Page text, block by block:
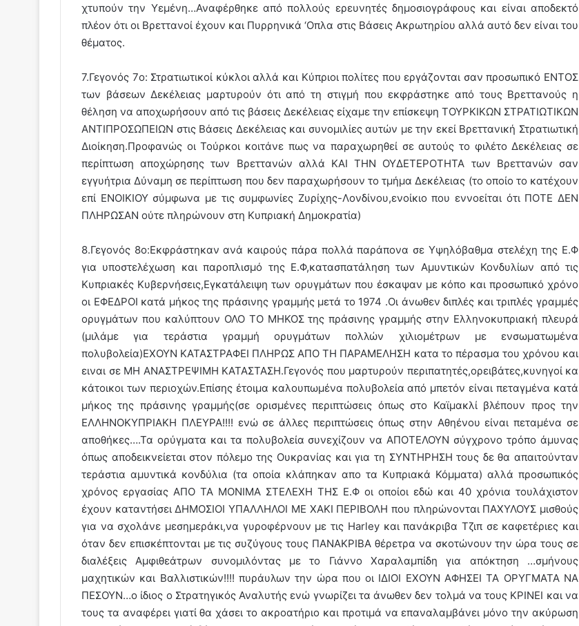
χτυπούν την Υεμένη…Αναφέρθηκε από πολλούς ερευνητές δημοσιογράφους και είναι αποδεκτό
πλέον ότι οι Βρεττανοί έχουν και Πυρρηνικά ‘Οπλα στις Βάσεις Ακρωτηρίου αλλά αυτό δεν είναι του
θέματος.
7.Γεγονός 7o: Στρατιωτικοί κύκλοι αλλά και Κύπριοι πολίτες που εργάζονται σαν προσωπικό ΕΝΤΟΣ
των βάσεων Δεκέλειας μαρτυρούν ότι από τη στιγμή που εκφράστηκε από τους Βρεττανούς η
θέληση να αποχωρήσουν από τις βάσεις Δεκέλειας είχαμε την επίσκεψη ΤΟΥΡΚΙΚΩΝ ΣΤΡΑΤΙΩΤΙΚΩΝ
ΑΝΤΙΠΡΟΣΩΠΕΙΩΝ στις Βάσεις Δεκέλειας και συνομιλίες αυτών με την εκεί Βρεττανική Στρατιωτική
Διοίκηση.Προφανώς οι Τούρκοι κοιτάνε πως να παραχωρηθεί σε αυτούς το φιλέτο Δεκέλειας σε
περίπτωση αποχώρησης των Βρεττανών αλλά ΚΑΙ ΤΗΝ ΟΥΔΕΤΕΡΟΤΗΤΑ των Βρεττανών σαν
εγγυήτρια Δύναμη σε περίπτωση που δεν παραχωρήσουν το τμήμα Δεκέλειας (το οποίο το κατέχουν
επί ΕΝΟΙΚΙΟΥ σύμφωνα με τις συμφωνίες Ζυρίχης-Λονδίνου,ενοίκιο που εννοείται ότι ΠΟΤΕ ΔΕΝ
ΠΛΗΡΩΣΑΝ ούτε πληρώνουν στη Κυπριακή Δημοκρατία)
8.Γεγονός 8ο:Eκφράστηκαν ανά καιρούς πάρα πολλά παράπονα σε Υψηλόβαθμα στελέχη της Ε.Φ
για υποστελέχωση και παροπλισμό της Ε.Φ,κατασπατάληση των Αμυντικών Κονδυλίων από τις
Κυπριακές Κυβερνήσεις,Εγκατάλειψη των ορυγμάτων που έσκαψαν με κόπο και προσωπικό χρόνο
οι ΕΦΕΔΡΟΙ κατά μήκος της πράσινης γραμμής μετά το 1974 .Οι άνωθεν διπλές και τριπλές γραμμές
ορυγμάτων που καλύπτουν ΟΛΟ ΤΟ ΜΗΚΟΣ της πράσινης γραμμής στην Ελληνοκυπριακή πλευρά
(μιλάμε για τεράστια γραμμή ορυγμάτων πολλών χιλιομέτρων με ενσωματωμένα
πολυβολεία)ΕΧΟΥΝ ΚΑΤΑΣΤΡΑΦΕΙ ΠΛΗΡΩΣ ΑΠΟ ΤΗ ΠΑΡΑΜΕΛΗΣΗ κατα το πέρασμα του χρόνου και
ειναι σε ΜΗ ΑΝΑΣΤΡΕΨΙΜΗ ΚΑΤΑΣΤΑΣΗ.Γεγονός που μαρτυρούν περιπατητές,ορειβάτες,κυνηγοί κα
κάτοικοι των περιοχών.Επίσης έτοιμα καλουπωμένα πολυβολεία από μπετόν είναι πεταγμένα κατά
μήκος της πράσινης γραμμής(σε ορισμένες περιπτώσεις όπως στο Καϊμακλί βλέπουν προς την
ΕΛΛΗΝΟΚΥΠΡΙΑΚΗ ΠΛΕΥΡΑ!!!! ενώ σε άλλες περιπτώσεις όπως στην Αθηένου είναι πεταμένα σε
αποθήκες….Τα ορύγματα και τα πολυβολεία συνεχίζουν να ΑΠΟΤΕΛΟΥΝ σύγχρονο τρόπο άμυνας
όπως αποδεικνείεται στον πόλεμο της Ουκρανίας και για τη ΣΥΝΤΗΡΗΣΗ τους δε θα απαιτούνταν
τεράστια αμυντικά κονδύλια (τα οποία κλάπηκαν απο τα Κυπριακά Κόμματα) αλλά προσωπικός
χρόνος εργασίας ΑΠΟ ΤΑ ΜΟΝΙΜΑ ΣΤΕΛΕΧΗ ΤΗΣ Ε.Φ οι οποίοι εδώ και 40 χρόνια τουλάχιστον
έχουν καταντήσει ΔΗΜΟΣΙΟΙ ΥΠΑΛΛΗΛΟΙ ΜΕ ΧΑΚΙ ΠΕΡΙΒΟΛΗ που πληρώνονται ΠΑΧΥΛΟΥΣ μισθούς
για να σχολάνε μεσημεράκι,να γυροφέρνουν με τις Harley και πανάκριβα Τζιπ σε καφετέριες και
όταν δεν επισκέπτονται με τις συζύγους τους ΠΑΝΑΚΡΙΒΑ θέρετρα να σκοτώνουν την ώρα τους σε
διαλέξεις Αμφιθεάτρων συνομιλόντας με το Γιάννο Χαραλαμπίδη για απόκτηση …σμήνους
μαχητικών και Βαλλιστικών!!!! πυράυλων την ώρα που οι ΙΔΙΟΙ ΕΧΟΥΝ ΑΦΗΣΕΙ ΤΑ ΟΡΥΓΜΑΤΑ ΝΑ
ΠΕΣΟΥΝ…ο ίδιος ο Στρατηγικός Αναλυτής ενώ γνωρίζει τα άνωθεν δεν τολμά να τους ΚΡΙΝΕΙ και να
τους τα αναφέρει γιατί θα χάσει το ακροατήριο και προτιμά να επαναλαμβάνει μόνο την ακύρωση